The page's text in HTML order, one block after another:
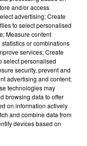
vont lui en faire de
par sa grand-
and/or access
advertising; Create
to select personalised
Measure content
or combinations
services; Create
select personalised
security, prevent and
advertising and content;
technologies may
browsing data to offer
on information actively
and combine data from
devices based on